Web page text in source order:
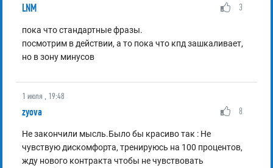
LNM 3
пока что стандартные фразы.
посмотрим в действии, а то пока что кпд зашкаливает,
но в зону минусов
1 июля , 19:48
zyova 8
Не закончили мысль.Было бы красиво так : Не
чувствую дискомфорта, тренируюсь на 100 процентов,
жду нового контракта чтобы не чувствовать